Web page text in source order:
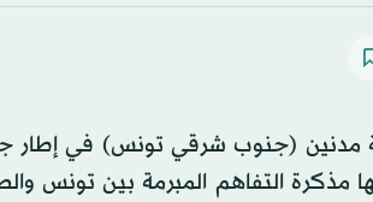
(جنوب شرقي تونس) في إطار جولة
مذكرة التفاهم المبرمة بين تونس